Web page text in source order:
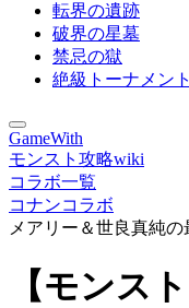
転界の遺跡
破界の星墓
禁忌の獄
絶級トーナメント
GameWith
モンスト攻略wiki
コラボ一覧
コナンコラボ
メアリー＆世良真純
【モンス